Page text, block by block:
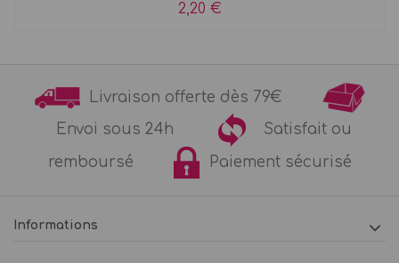
2,20 €
Livraison offerte dès 79€
Envoi sous 24h
Satisfait ou
remboursé
Paiement sécurisé
Informations